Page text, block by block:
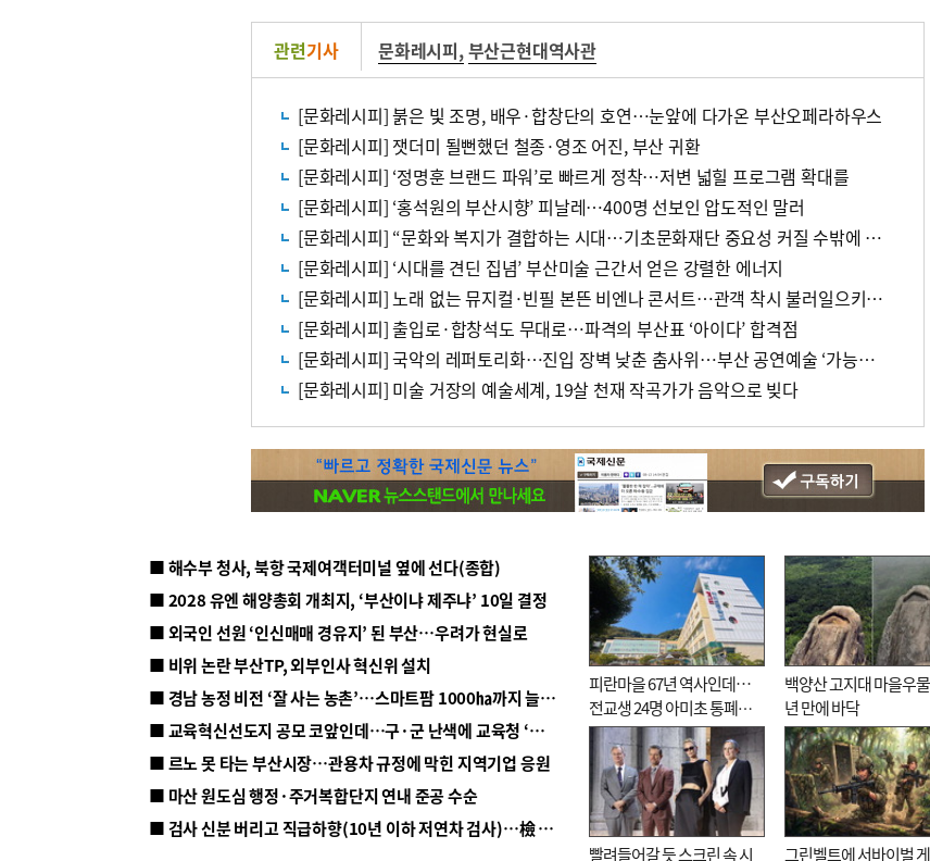
관련기사 문화레시피,부산근현대역사관
[문화레시피] 붉은 빛 조명, 배우·합창단의 호연…눈앞에 다가온 부산오페라하우스
[문화레시피] 잿더미 될뻔했던 철종·영조 어진, 부산 귀환
[문화레시피] ‘정명훈 브랜드 파워’로 빠르게 정착…저변 넓힐 프로그램 확대를
[문화레시피] ‘홍석원의 부산시향’ 피날레…400명 선보인 압도적인 말러
[문화레시피] “문화와 복지가 결합하는 시대…기초문화재단 중요성 커질 수밖에 없어”
[문화레시피] ‘시대를 견딘 집념’ 부산미술 근간서 얻은 강렬한 에너지
[문화레시피] 노래 없는 뮤지컬·빈필 본뜬 비엔나 콘서트…관객 착시 불러일으키는 공연계 ‘과대 포장’
[문화레시피] 출입로·합창석도 무대로…파격의 부산표 ‘아이다’ 합격점
[문화레시피] 국악의 레퍼토리화…진입 장벽 낮춘 춤사위…부산 공연예술 ‘가능성’을 본 무대
[문화레시피] 미술 거장의 예술세계, 19살 천재 작곡가가 음악으로 빚다
■ 해수부 청사, 북항 국제여객터미널 옆에 선다(종합)
■ 2028 유엔 해양총회 개최지, ‘부산이냐 제주냐’ 10일 결정
■ 외국인 선원 ‘인신매매 경유지’ 된 부산…우려가 현실로
■ 비위 논란 부산TP, 외부인사 혁신위 설치
■ 경남 농정 비전 ‘잘 사는 농촌’…스마트팜 1000㏊까지 늘린다
■ 교육혁신선도지 공모 코앞인데…구·군 난색에 교육청 ‘쩔쩔’
■ 르노 못 타는 부산시장…관용차 규정에 막힌 지역기업 응원
■ 마산 원도심 행정·주거복합단지 연내 준공 수순
■ 검사 신분 버리고 직급하향(10년 이하 저연차 검사)…檢 중수청행 기피
피란마을 67년 역사인데…
전교생 24명 아미초 통폐합
기로
백양산 고지대 마을우
년 만에 바닥
빨려들어갈 듯 스크린 속 시 그린벨트에 서바이벌